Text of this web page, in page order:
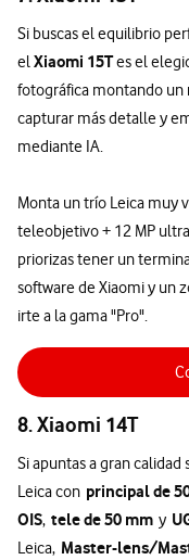
Si buscas el equilibrio
elXiaomi 15Tes el
fotográfica montando un
capturar más detalle y
mediante IA.
Monta un trío Leica muy
teleobjetivo + 12 MP
priorizas tener un
software de Xiaomi y un
irte a la gama "Pro".
8. Xiaomi 14T
Si apuntas a gran
Leica con principal de
OIS, tele de 50 mm y
Leica, Master-lens/